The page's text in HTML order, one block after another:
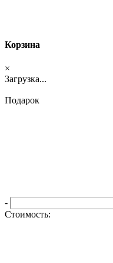
Корзина
×
Загрузка...
Подарок
-
Стоимость: